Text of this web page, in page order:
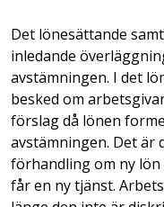
Det lönesättande
inledande
avstämningen. I det
besked om
förslag då lönen
avstämningen. Det är
förhandling om ny
får en ny tjänst.